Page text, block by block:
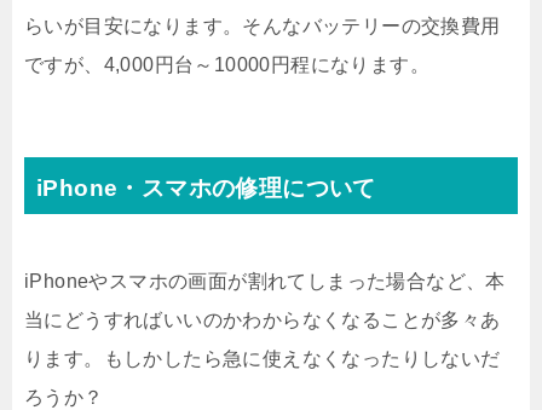
らいが目安になります。そんなバッテリーの交換費用
ですが、4,000円台～10000円程になります。
iPhone・スマホの修理について
iPhoneやスマホの画面が割れてしまった場合など、本
当にどうすればいいのかわからなくなることが多々あ
ります。もしかしたら急に使えなくなったりしないだ
ろうか？